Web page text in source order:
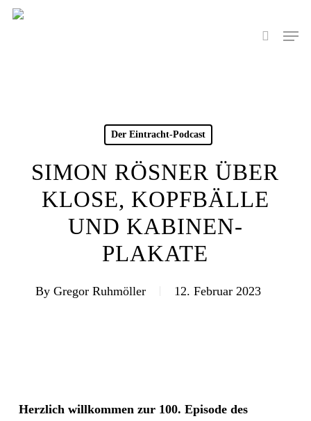
Skip
search
Menu
Der Eintracht-Podcast
SIMON RÖSNER ÜBER
KLOSE, KOPFBÄLLE
UND KABINEN-
PLAKATE
By Gregor Ruhmöller 12. Februar 2023
Herzlich willkommen zur 100. Episode des